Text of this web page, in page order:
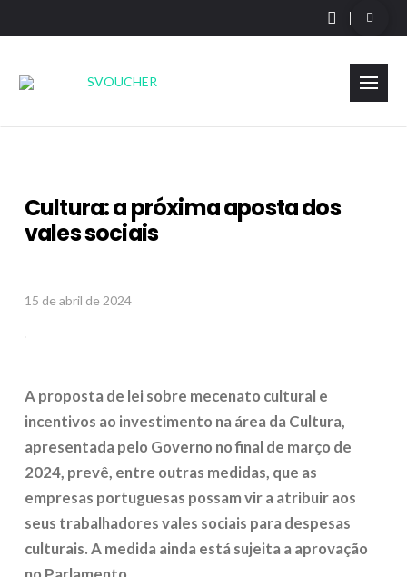
Cultura: a próxima aposta dos
vales sociais
15 de abril de 2024
A proposta de lei sobre mecenato cultural e
incentivos ao investimento na área da Cultura,
apresentada pelo Governo no final de março de
2024, prevê, entre outras medidas, que as
empresas portuguesas possam vir a atribuir aos
seus trabalhadores vales sociais para despesas
culturais. A medida ainda está sujeita a aprovação